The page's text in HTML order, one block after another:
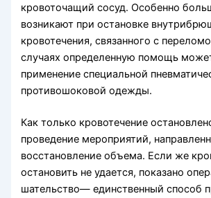
кровоточащий сосуд. Особенно
возникают при остановке
кровотечения, свя­занного с
случаях опреде­ленную помощь
применение специ­альной
противошоковой одежды.
Как только кровотечение
проведение мероприятий,
восстановление объема. Если же
остановить не удается, показано
шательство— единственный способ